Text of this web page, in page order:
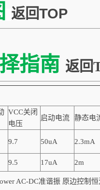
返回TOP
指南 返回
VCC关闭
电压
启动电流 静态电
9.7 50uA 2.3mA
9.5 17uA 2m
AC-DC准谐振 原边控制